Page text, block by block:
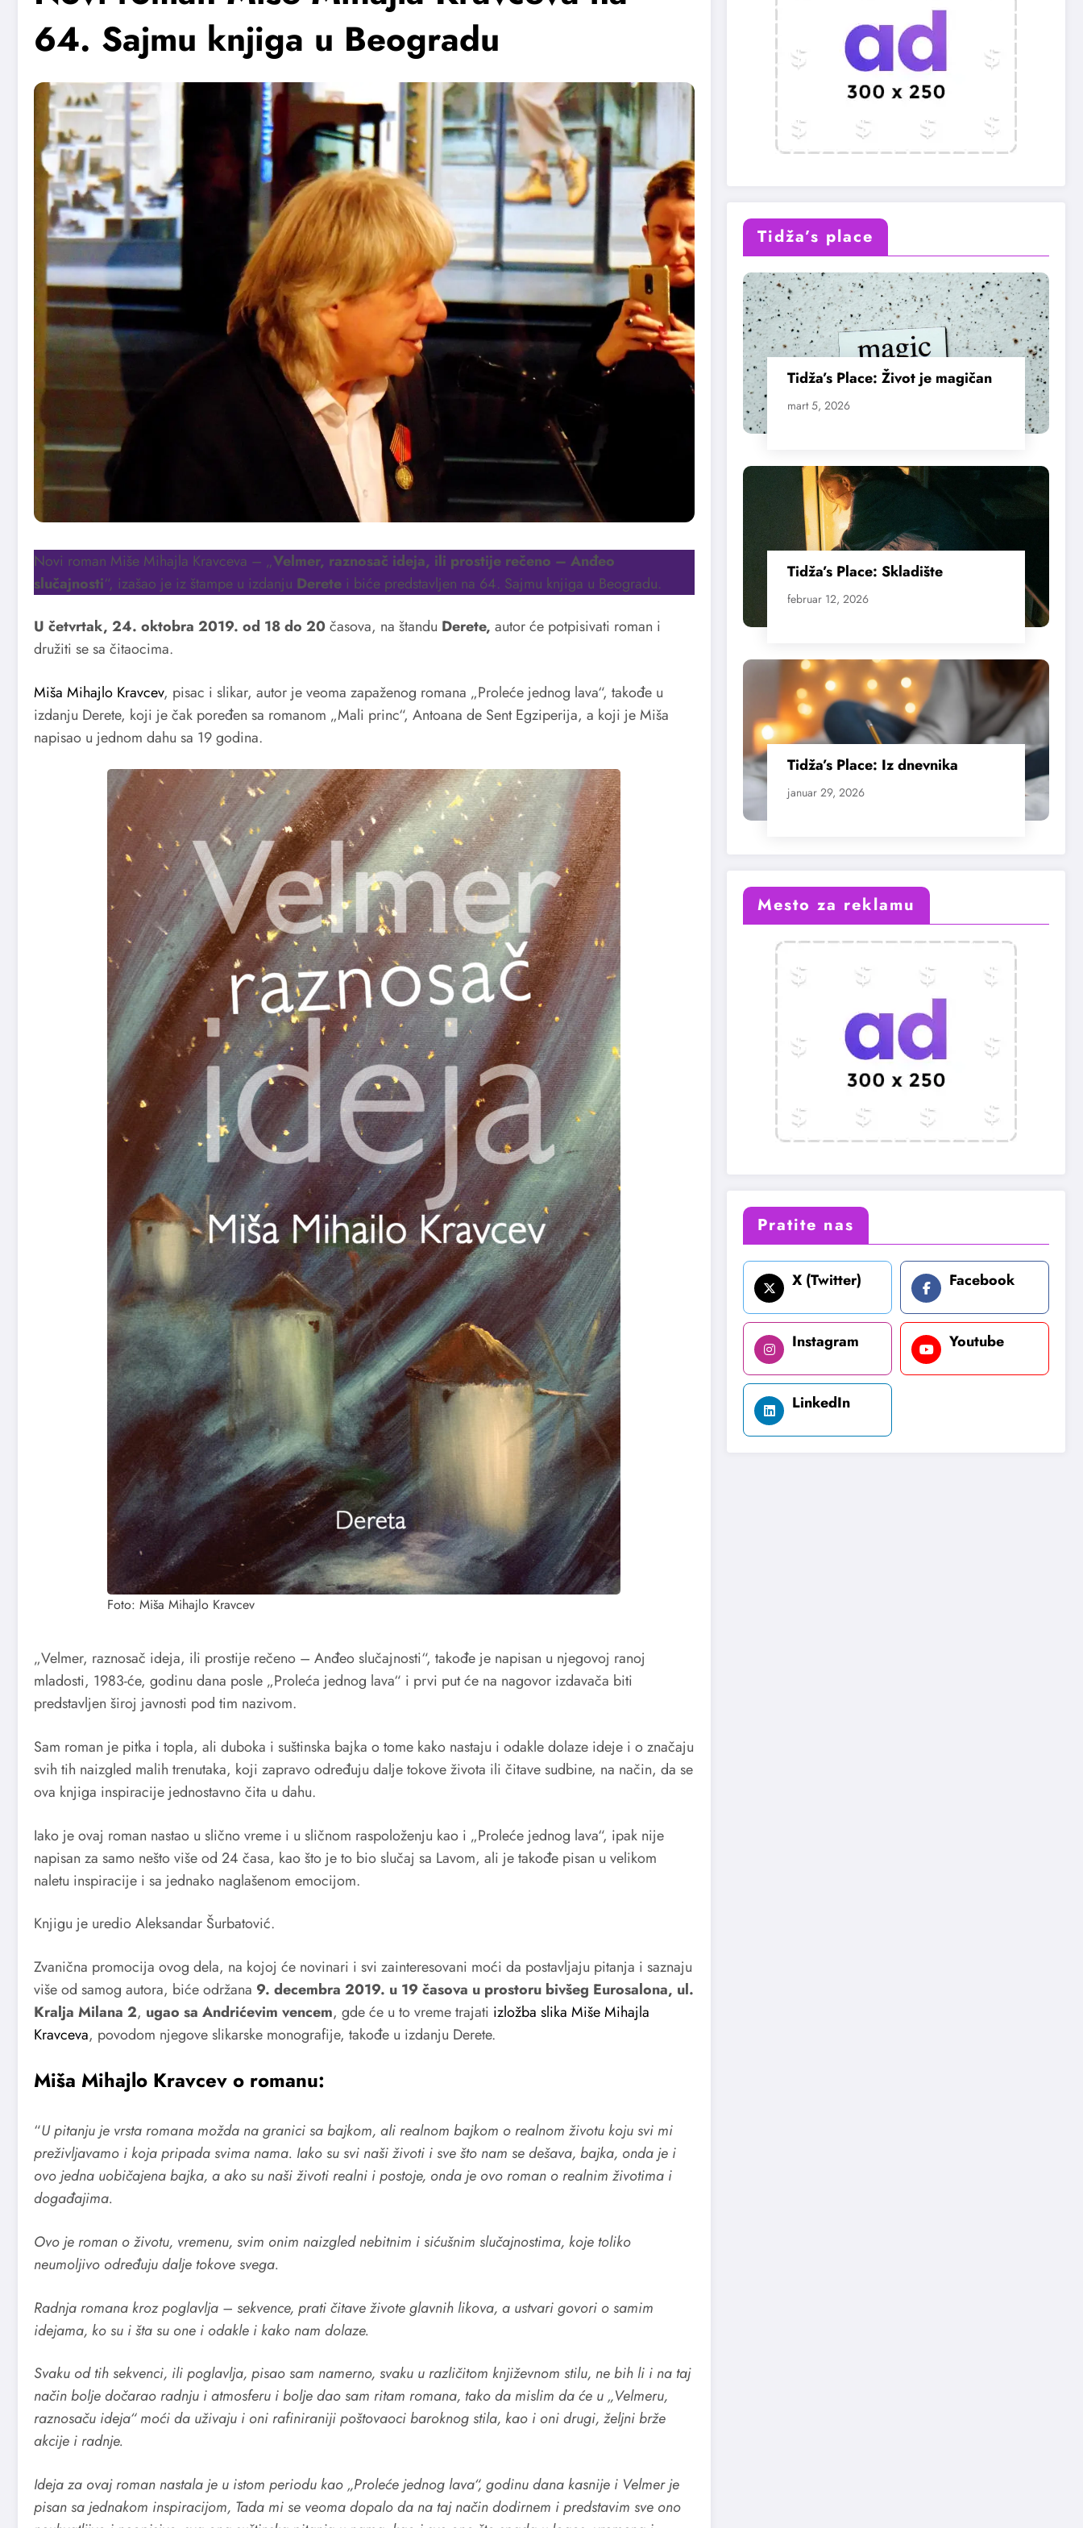
64. Sajmu knjiga u Beogradu
Novi roman Miše Mihajla Kravceva – „Velmer, raznosač ideja, ili prostije rečeno – Anđeo
slučajnosti“, izašao je iz štampe u izdanju Derete i biće predstavljen na 64. Sajmu knjiga u Beogradu.
U četvrtak, 24. oktobra 2019. od 18 do 20časova, na štandu Derete, autor će potpisivati roman i
družiti se sa čitaocima.
Miša Mihajlo Kravcev, pisac i slikar, autor je veoma zapaženog romana „Proleće jednog lava“, takođe u
izdanju Derete, koji je čak poređen sa romanom „Mali princ“, Antoana de Sent Egziperija, a koji je Miša
napisao u jednom dahu sa 19 godina.
Foto: Miša Mihajlo Kravcev
„Velmer, raznosač ideja, ili prostije rečeno – Anđeo slučajnosti“, takođe je napisan u njegovoj ranoj
mladosti, 1983-će, godinu dana posle „Proleća jednog lava“ i prvi put će na nagovor izdavača biti
predstavljen široj javnosti pod tim nazivom.
Sam roman je pitka i topla, ali duboka i suštinska bajka o tome kako nastaju i odakle dolaze ideje i o značaju
svih tih naizgled malih trenutaka, koji zapravo određuju dalje tokove života ili čitave sudbine, na način, da se
ova knjiga inspiracije jednostavno čita u dahu.
Iako je ovaj roman nastao u slično vreme i u sličnom raspoloženju kao i „Proleće jednog lava“, ipak nije
napisan za samo nešto više od 24 časa, kao što je to bio slučaj sa Lavom, ali je takođe pisan u velikom
naletu inspiracije i sa jednako naglašenom emocijom.
Knjigu je uredio Aleksandar Šurbatović.
Zvanična promocija ovog dela, na kojoj će novinari i svi zainteresovani moći da postavljaju pitanja i saznaju
više od samog autora, biće održana 9. decembra 2019. u 19 časova u prostoru bivšeg Eurosalona, ul.
Kralja Milana 2, ugao sa Andrićevim vencem, gde će u to vreme trajati izložba slika Miše Mihajla
Kravceva, povodom njegove slikarske monografije, takođe u izdanju Derete.
Miša Mihajlo Kravcev o romanu:
“U pitanju je vrsta romana možda na granici sa bajkom, ali realnom bajkom o realnom životu koju svi mi
preživljavamo i koja pripada svima nama. Iako su svi naši životi i sve što nam se dešava, bajka, onda je i
ovo jedna uobičajena bajka, a ako su naši životi realni i postoje, onda je ovo roman o realnim životima i
događajima.
Ovo je roman o životu, vremenu, svim onim naizgled nebitnim i sićušnim slučajnostima, koje toliko
neumoljivo određuju dalje tokove svega.
Radnja romana kroz poglavlja – sekvence, prati čitave živote glavnih likova, a ustvari govori o samim
idejama, ko su i šta su one i odakle i kako nam dolaze.
Svaku od tih sekvenci, ili poglavlja, pisao sam namerno, svaku u različitom književnom stilu, ne bih li i na taj
način bolje dočarao radnju i atmosferu i bolje dao sam ritam romana, tako da mislim da će u „Velmeru,
raznosaču ideja“ moći da uživaju i oni rafiniraniji poštovaoci baroknog stila, kao i oni drugi, željni brže
akcije i radnje.
Ideja za ovaj roman nastala je u istom periodu kao „Proleće jednog lava“, godinu dana kasnije i Velmer je
pisan sa jednakom inspiracijom, Tada mi se veoma dopalo da na taj način dodirnem i predstavim sve ono
Tidža’s place
Tidža’s Place: Život je magičan
mart 5, 2026
Tidža’s Place: Skladište
februar 12, 2026
Tidža’s Place: Iz dnevnika
januar 29, 2026
Mesto za reklamu
Pratite nas
X (Twitter) Facebook
Instagram Youtube
LinkedIn